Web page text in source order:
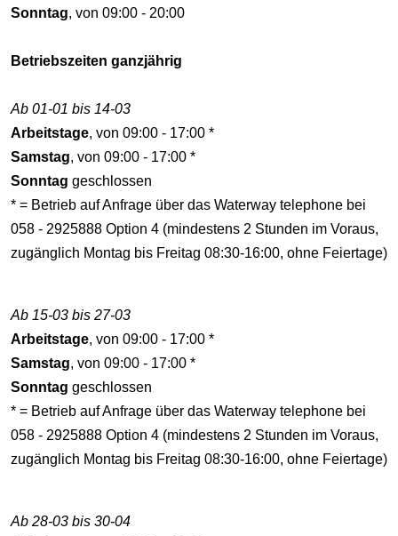
Sonntag, von 09:00 - 20:00
Betriebszeiten ganzjährig
Ab 01-01 bis 14-03
Arbeitstage, von 09:00 - 17:00 *
Samstag, von 09:00 - 17:00 *
Sonntag geschlossen
* = Betrieb auf Anfrage über das Waterway telephone bei
058 - 2925888 Option 4 (mindestens 2 Stunden im Voraus,
zugänglich Montag bis Freitag 08:30-16:00, ohne Feiertage)
Ab 15-03 bis 27-03
Arbeitstage, von 09:00 - 17:00 *
Samstag, von 09:00 - 17:00 *
Sonntag geschlossen
* = Betrieb auf Anfrage über das Waterway telephone bei
058 - 2925888 Option 4 (mindestens 2 Stunden im Voraus,
zugänglich Montag bis Freitag 08:30-16:00, ohne Feiertage)
Ab 28-03 bis 30-04